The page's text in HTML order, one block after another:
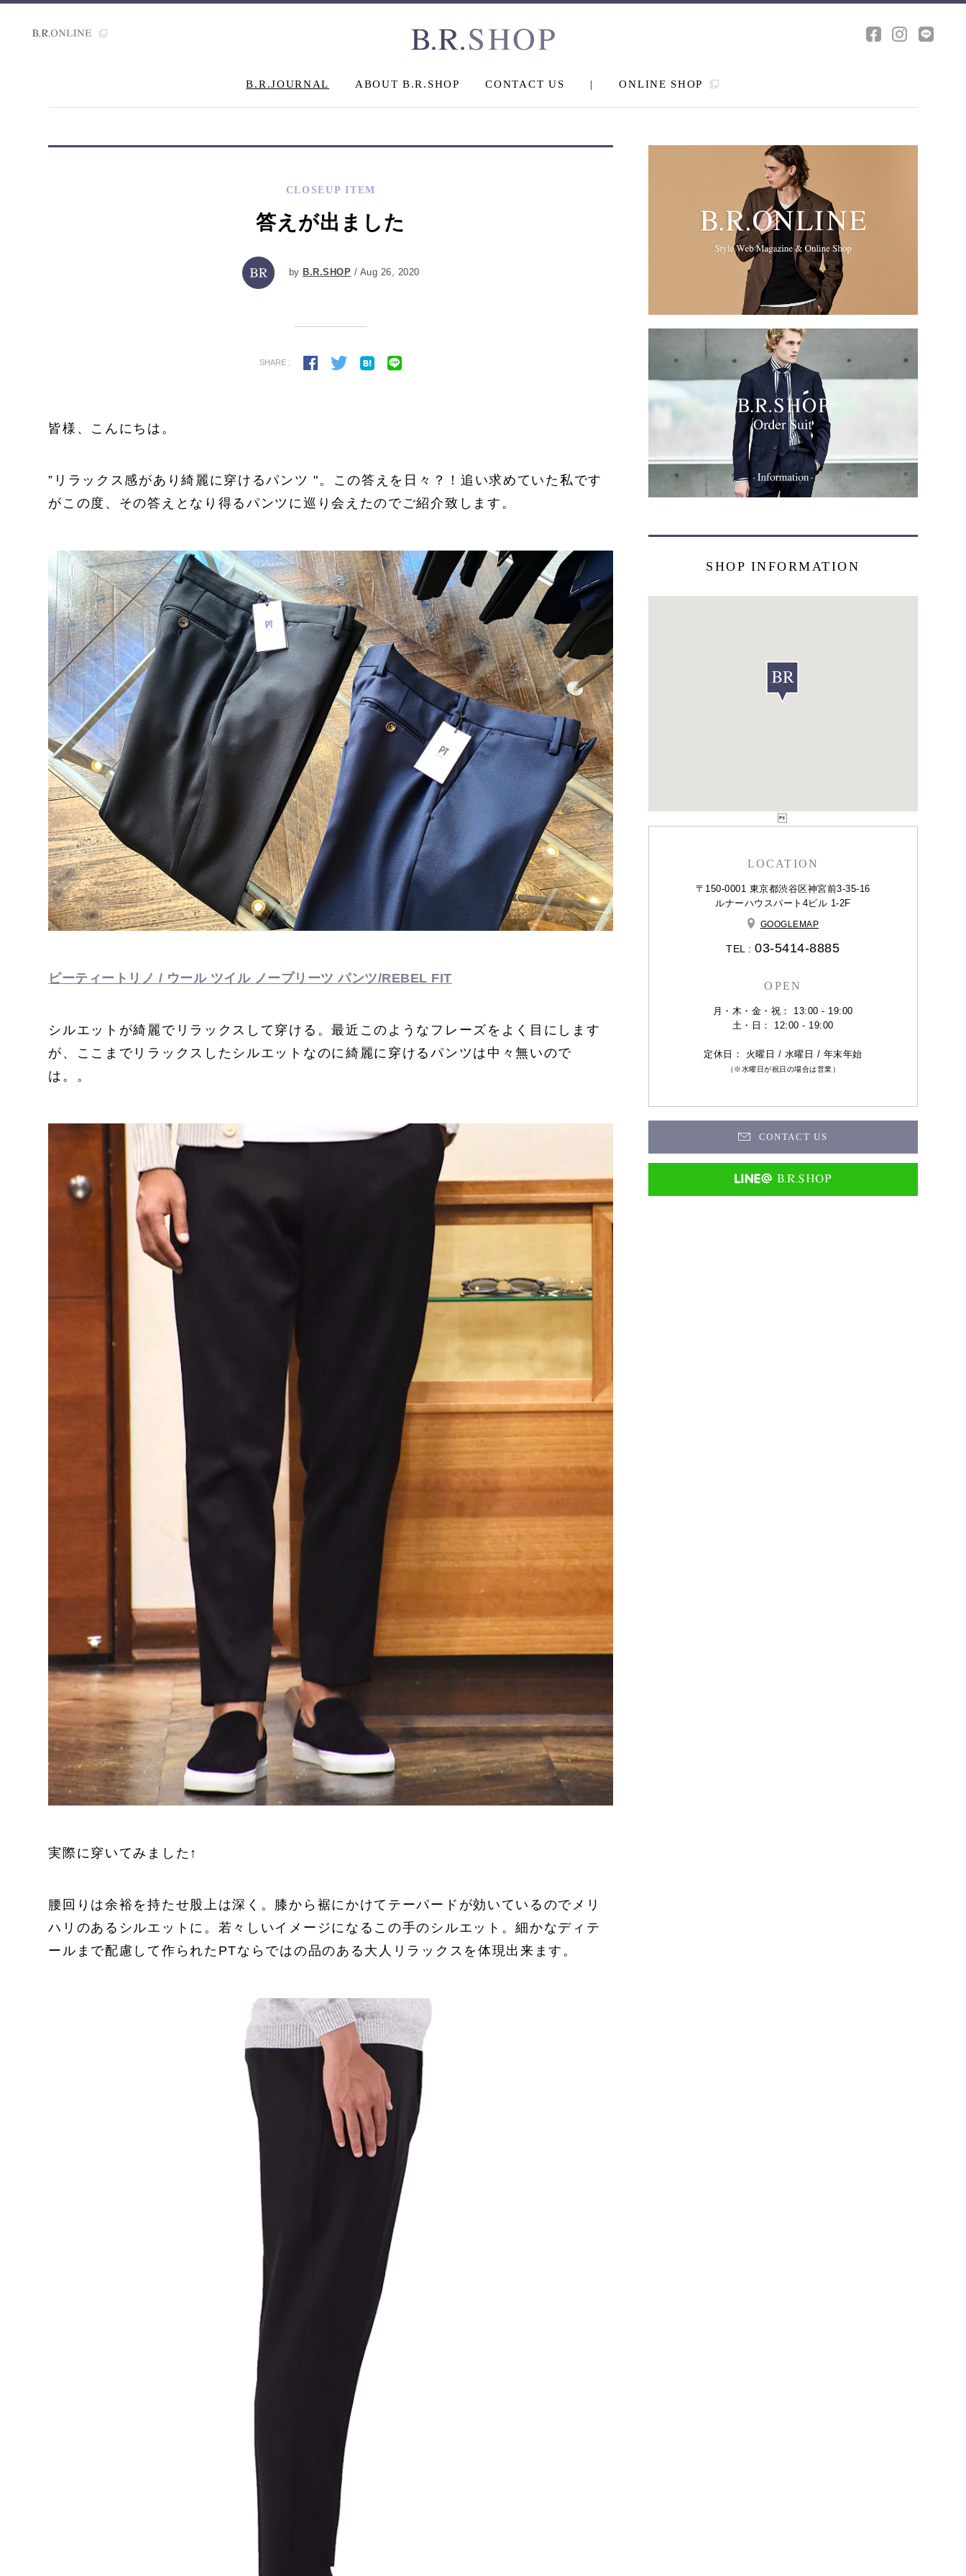
B.R.JOURNAL ABOUT B.R.SHOP CONTACT US | ONLINE SHOP
CLOSEUP ITEM
答えが出ました
by B.R.SHOP / Aug 26, 2020
SHARE :
皆様、こんにちは。
”リラックス感があり綺麗に穿けるパンツ "。この答えを日々？！追い求めていた私です
がこの度、その答えとなり得るパンツに巡り会えたのでご紹介致します。
ピーティートリノ / ウール ツイル ノープリーツ パンツ/REBEL FIT
シルエットが綺麗でリラックスして穿ける。最近このようなフレーズをよく目にします
が、ここまでリラックスしたシルエットなのに綺麗に穿けるパンツは中々無いので
は。。
実際に穿いてみました↑
腰回りは余裕を持たせ股上は深く。膝から裾にかけてテーパードが効いているのでメリ
ハリのあるシルエットに。若々しいイメージになるこの手のシルエット。細かなディテ
ールまで配慮して作られたPTならではの品のある大人リラックスを体現出来ます。
SHOP INFORMATION
LOCATION
〒150-0001 東京都渋谷区神宮前3-35-16
ルナーハウスパート4ビル 1-2F
GOOGLEMAP
TEL :03-5414-8885
OPEN
月・木・金・祝： 13:00 - 19:00
土・日： 12:00 - 19:00
定休日： 火曜日 / 水曜日 / 年末年始
（※水曜日が祝日の場合は営業）
CONTACT US